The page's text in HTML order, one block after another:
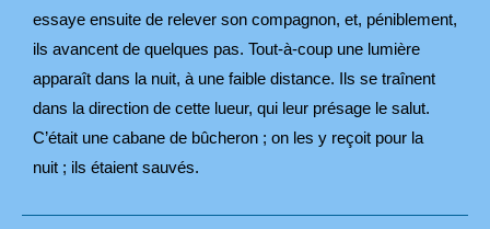
essaye ensuite de relever son compagnon, et, péniblement,
ils avancent de quelques pas. Tout-à-coup une lumière
apparaît dans la nuit, à une faible distance. Ils se traînent
dans la direction de cette lueur, qui leur présage le salut.
C’était une cabane de bûcheron ; on les y reçoit pour la
nuit ; ils étaient sauvés.